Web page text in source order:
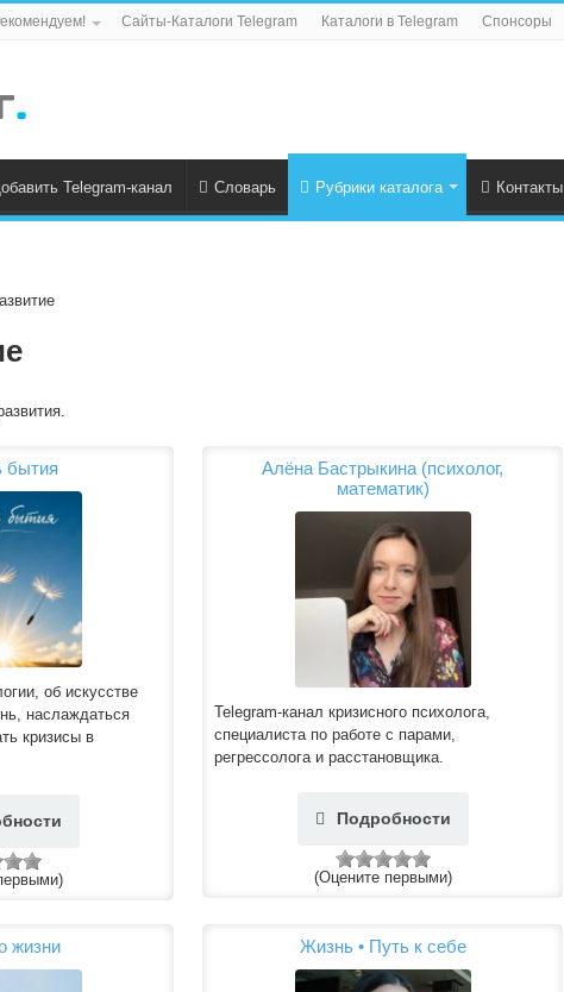
Сайты-Каталоги Telegram Каталоги в Telegram Спонсоры
Telegram-канал Словарь Рубрики каталога Контакты
бытия
об искусстве
наслаждаться
кризисы в
Алёна Бастрыкина (психолог,
математик)
Telegram-канал кризисного психолога,
специалиста по работе с парами,
регрессолога и расстановщика.
Подробности
(Оцените первыми)
жизни Жизнь • Путь к себе